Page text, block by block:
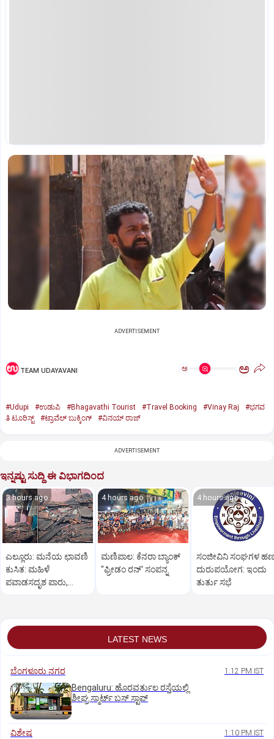
ADVERTISEMENT
TEAM UDAYAVANI ಅ ಅ
#Udupi #ಉಡುಪಿ #Bhagavathi Tourist #Travel Booking #Vinay Raj
#ಭಗವ
ತಿ ಟೂರಿಸ್ಟ್
#ಟ್ರಾವೆಲ್ ಬುಕ್ಕಿಂಗ್ #ವಿನಯ್ ರಾಜ್
ADVERTISEMENT
ಇನ್ನಷ್ಟು ಸುದ್ದಿ ಈ ವಿಭಾಗದಿಂದ
3 hours ago
ಎಲ್ಲೂರು: ಮನೆಯ ಛಾವಣಿ
ಕುಸಿತ: ಮಹಿಳೆ
ಪವಾಡಸದೃಶ ಪಾರು,
4 hours ago
ಮಣಿಪಾಲ: ಕೆನರಾ ಬ್ಯಾಂಕ್‌
"ಫ್ರೀಡಂ ರನ್‌' ಸಂಪನ್ನ
4 hours ago
ಸಂಜೀವಿನಿ ಸಂಘಗಳ
ದುರುಪಯೋಗ: ಇಂದು
ತುರ್ತು ಸಭೆ
LATEST NEWS
ಬೆಂಗಳೂರು ನಗರ 1:12 PM IST
Bengaluru: ಹೊರವರ್ತುಲ ರಸ್ತೆಯಲ್ಲಿ
ಶೀಘ್ರ ಸ್ಮಾರ್ಟ್‌ ಬಸ್‌ ಸ್ಟಾಪ್‌
ವಿಶೇಷ 1:10 PM IST